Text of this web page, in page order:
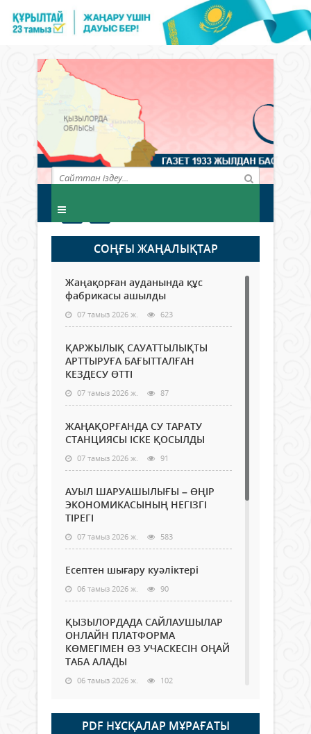
СОҢҒЫ ЖАҢАЛЫҚТАР
Жаңақорған ауданында құс
фабрикасы ашылды
07 тамыз 2026 ж. 623
ҚАРЖЫЛЫҚ САУАТТЫЛЫҚТЫ
АРТТЫРУҒА БАҒЫТТАЛҒАН
КЕЗДЕСУ ӨТТІ
07 тамыз 2026 ж. 87
ЖАҢАҚОРҒАНДА СУ ТАРАТУ
СТАНЦИЯСЫ ІСКЕ ҚОСЫЛДЫ
07 тамыз 2026 ж. 91
АУЫЛ ШАРУАШЫЛЫҒЫ – ӨҢІР
ЭКОНОМИКАСЫНЫҢ НЕГІЗГІ
ТІРЕГІ
07 тамыз 2026 ж. 583
Есептен шығару куәліктері
06 тамыз 2026 ж. 90
ҚЫЗЫЛОРДАДА САЙЛАУШЫЛАР
ОНЛАЙН ПЛАТФОРМА
КӨМЕГІМЕН ӨЗ УЧАСКЕСІН ОҢАЙ
ТАБА АЛАДЫ
06 тамыз 2026 ж. 102
Open Air: Қызылорда облысы
полиция департаменті 20
PDF НҰСҚАЛАР МҰРАҒАТЫ